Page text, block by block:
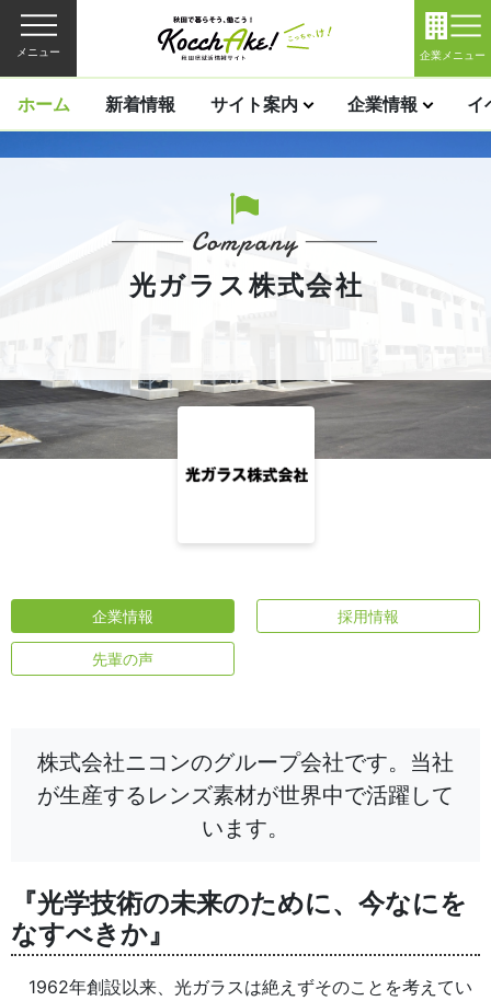
メニュー 企業メニュー
ホーム 新着情報 サイト案内 企業情報 イ
光ガラス株式会社
企業情報 採用情報
先輩の声
株式会社ニコンのグループ会社です。当社
が生産するレンズ素材が世界中で活躍して
います。
『光学技術の未来のために、今なにを
なすべきか』
1962年創設以来、光ガラスは絶えずそのことを考えてい